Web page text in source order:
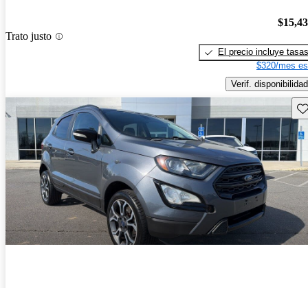
Trato justo
El precio incluye tasas
$320/mes
Verif. disponibilidad